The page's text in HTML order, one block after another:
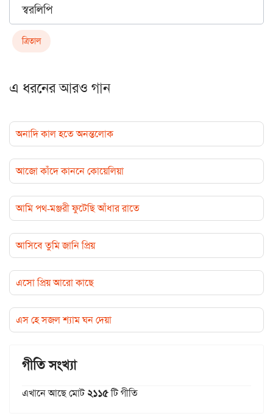
স্বরলিপি
ত্রিতাল
এ ধরনের আরও গান
অনাদি কাল হতে অনন্তলোক
আজো কাঁদে কাননে কোয়েলিয়া
আমি পথ-মঞ্জরী ফুটেছি আঁধার রাতে
আসিবে তুমি জানি প্রিয়
এসো প্রিয় আরো কাছে
এস হে সজল শ্যাম ঘন দেয়া
গীতি সংখ্যা
এখানে আছে মোট২১১৫টি গীতি